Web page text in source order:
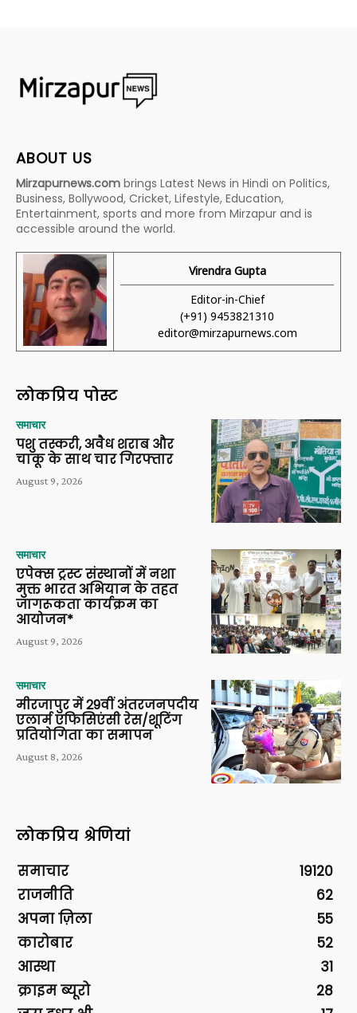
ABOUT US
Mirzapurnews.com brings Latest News in Hindi on Politics,
Business, Bollywood, Cricket, Lifestyle, Education,
Entertainment, sports and more from Mirzapur and is
accessible around the world.
Virendra Gupta
Editor-in-Chief
(+91) 9453821310
editor@mirzapurnews.com
लोकप्रिय पोस्ट
समाचार
पशु तस्करी, अवैध शराब और
चाकू के साथ चार गिरफ्तार
August 9, 2026
समाचार
एपेक्स ट्रस्ट संस्थानों में नशा
मुक्त भारत अभियान के तहत
जागरूकता कार्यक्रम का
आयोजन*
August 9, 2026
समाचार
मीरजापुर में 29वीं अंतरजनपदीय
एलार्म एफिसिएंसी रेस/शूटिंग
प्रतियोगिता का समापन
August 8, 2026
लोकप्रिय श्रेणियां
समाचार
19120
राजनीति
62
अपना ज़िला
55
कारोबार
52
आस्था
31
क्राइम ब्यूरो
28